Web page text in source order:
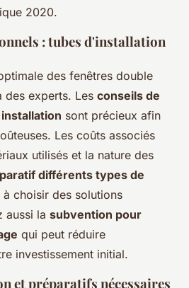
2020.
: tubes d'installation
des fenêtres double
des experts. Les conseils de
sont précieux afin
Les coûts associés
utilisés et la nature des
différents types de
choisir des solutions
aussi la subvention pour
qui peut réduire
investissement initial.
et préparatifs nécessaires